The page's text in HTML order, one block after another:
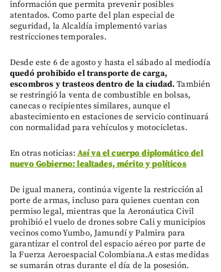
información que permita prevenir posibles
atentados. Como parte del plan especial de
seguridad, la Alcaldía implementó varias
restricciones temporales.
Desde este 6 de agosto y hasta el sábado al mediodía
quedó prohibido el transporte de carga,
escombros y trasteos dentro de la ciudad. También
se restringió la venta de combustible en bolsas,
canecas o recipientes similares, aunque el
abastecimiento en estaciones de servicio continuará
con normalidad para vehículos y motocicletas.
En otras noticias: Así va el cuerpo diplomático del
nuevo Gobierno: lealtades, mérito y políticos
De igual manera, continúa vigente la restricción al
porte de armas, incluso para quienes cuentan con
permiso legal, mientras que la Aeronáutica Civil
prohibió el vuelo de drones sobre Cali y municipios
vecinos como Yumbo, Jamundí y Palmira para
garantizar el control del espacio aéreo por parte de
la Fuerza Aeroespacial Colombiana.A estas medidas
se sumarán otras durante el día de la posesión.